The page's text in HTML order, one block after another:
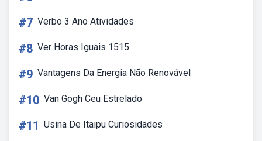
#7 Verbo 3 Ano Atividades
#8 Ver Horas Iguais 1515
#9 Vantagens Da Energia Não Renovável
#10 Van Gogh Ceu Estrelado
#11 Usina De Itaipu Curiosidades